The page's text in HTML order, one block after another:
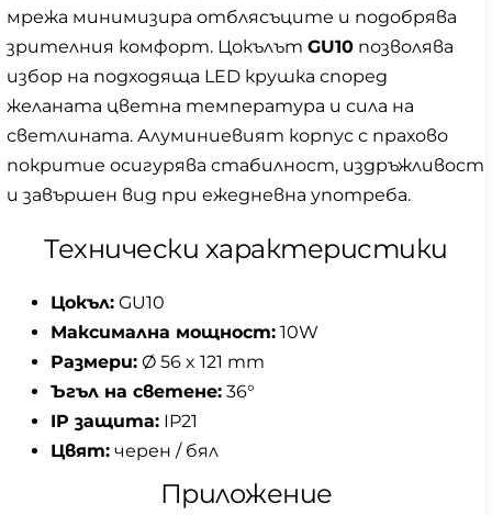
мрежа минимизира отблясъците и подобрява
зрителния комфорт. Цокълът GU10 позволява
избор на подходяща LED крушка според
желаната цветна температура и сила на
светлината. Алуминиевият корпус с прахово
покритие осигурява стабилност, издръжливост
и завършен вид при ежедневна употреба.
Технически характеристики
Цокъл: GU10
Максимална мощност: 10W
Размери: Ø 56 x 121 mm
Ъгъл на светене: 36°
IP защита: IP21
Цвят: черен / бял
Приложение